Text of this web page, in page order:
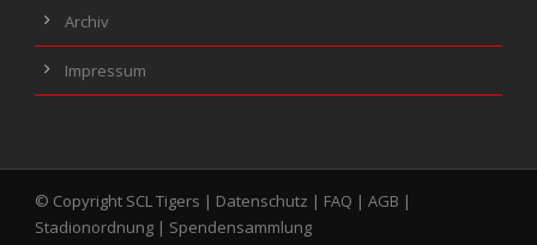
Archiv
Impressum
© Copyright SCL Tigers | Datenschutz | FAQ | AGB |
Stadionordnung | Spendensammlung